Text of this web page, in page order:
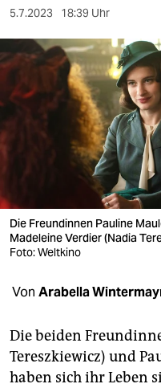
sport
berlin
nord
wahrheit
verlag
verlag
veranstaltungen
unterstützen
abo
5.7.2023 18:39 Uhr
Die Freundinnen Pauline
Madeleine Verdier (Nadia
Foto: Weltkino
Von Arabella
Die beiden
Tereszkiewicz) und
haben sich ihr Leben